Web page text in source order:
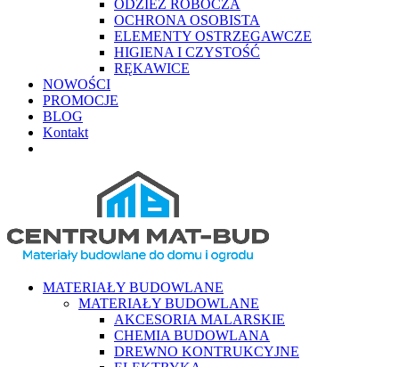
ODZIEŻ ROBOCZA
OCHRONA OSOBISTA
ELEMENTY OSTRZEGAWCZE
HIGIENA I CZYSTOŚĆ
RĘKAWICE
NOWOŚCI
PROMOCJE
BLOG
Kontakt
MATERIAŁY BUDOWLANE
MATERIAŁY BUDOWLANE
AKCESORIA MALARSKIE
CHEMIA BUDOWLANA
DREWNO KONTRUKCYJNE